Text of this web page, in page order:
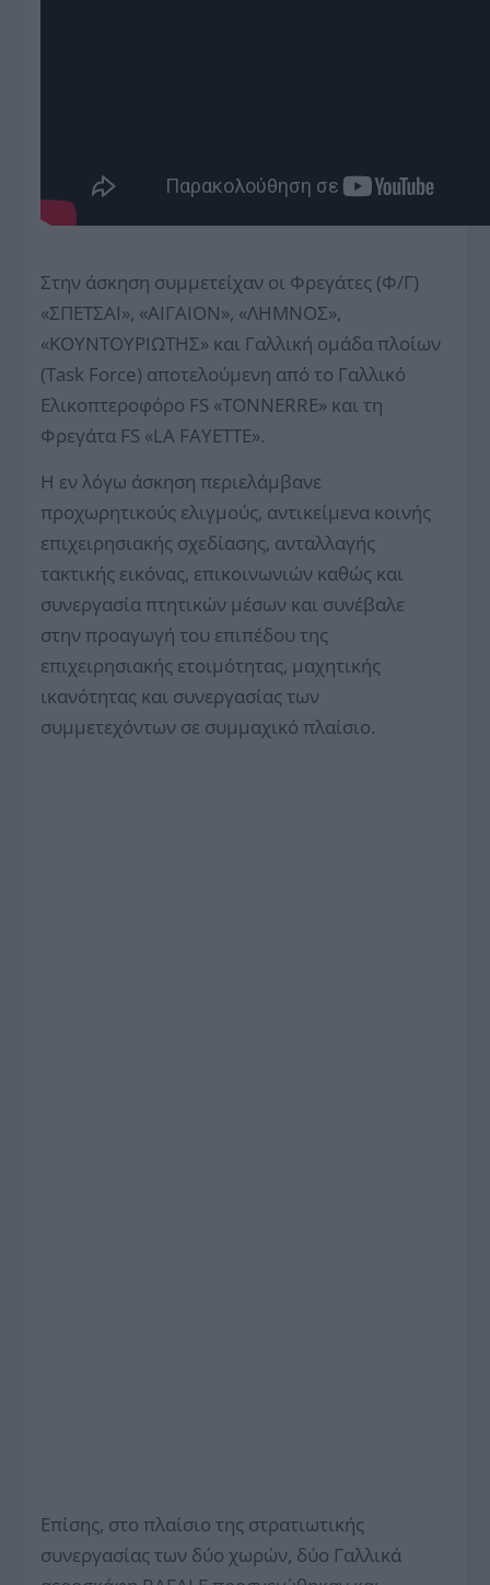
Στην άσκηση συμμετείχαν οι Φρεγάτες (Φ/Γ)
«ΣΠΕΤΣΑΙ», «ΑΙΓΑΙΟΝ», «ΛΗΜΝΟΣ»,
«ΚΟΥΝΤΟΥΡΙΩΤΗΣ» και Γαλλική ομάδα πλοίων
(Task Force) αποτελούμενη από το Γαλλικό
Ελικοπτεροφόρο FS «TONNERRE» και τη
Φρεγάτα FS «LA FAYETTE».
Η εν λόγω άσκηση περιελάμβανε
προχωρητικούς ελιγμούς, αντικείμενα κοινής
επιχειρησιακής σχεδίασης, ανταλλαγής
τακτικής εικόνας, επικοινωνιών καθώς και
συνεργασία πτητικών μέσων και συνέβαλε
στην προαγωγή του επιπέδου της
επιχειρησιακής ετοιμότητας, μαχητικής
ικανότητας και συνεργασίας των
συμμετεχόντων σε συμμαχικό πλαίσιο.
Επίσης, στο πλαίσιο της στρατιωτικής
συνεργασίας των δύο χωρών, δύο Γαλλικά